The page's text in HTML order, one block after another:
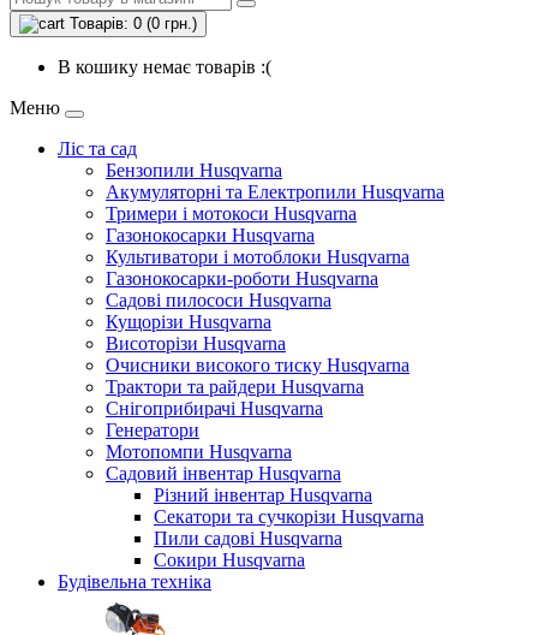
Товарів: 0 (0 грн.)
В кошику немає товарів :(
Меню
Ліс та сад
Бензопили Husqvarna
Акумуляторні та Електропили Husqvarna
Тримери і мотокоси Husqvarna
Газонокосарки Husqvarna
Культиватори і мотоблоки Husqvarna
Газонокосарки-роботи Husqvarna
Садові пилососи Husqvarna
Кущорізи Husqvarna
Висоторізи Husqvarna
Очисники високого тиску Husqvarna
Трактори та райдери Husqvarna
Снігоприбирачі Husqvarna
Генератори
Мотопомпи Husqvarna
Садовий інвентар Husqvarna
Різний інвентар Husqvarna
Секатори та сучкорізи Husqvarna
Пили садові Husqvarna
Сокири Husqvarna
Будівельна техніка